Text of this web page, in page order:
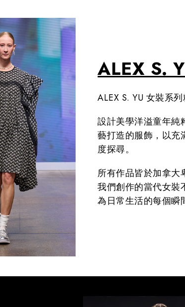
ALEX S.
ALEX S. YU 女裝系
設計美學洋溢童年純
藝打造的服飾，以充
度探尋。
所有作品皆於加拿大
我們創作的當代女裝
為日常生活的每個瞬